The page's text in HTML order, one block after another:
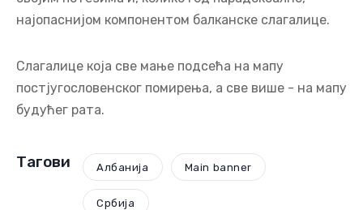
најопаснијом компонентом балканске слагалице.
Слагалице која све мање подсећа на мапу
постјугословенског помирења, а све више - на мапу
будућег рата.
Тагови Албанија Main banner
Србија